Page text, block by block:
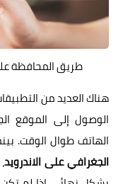
طريق المحافظة
هناك العديد من
الوصول إلى الموقع
الهاتف طوال الوقت.
الجغرافي على الاندرويد